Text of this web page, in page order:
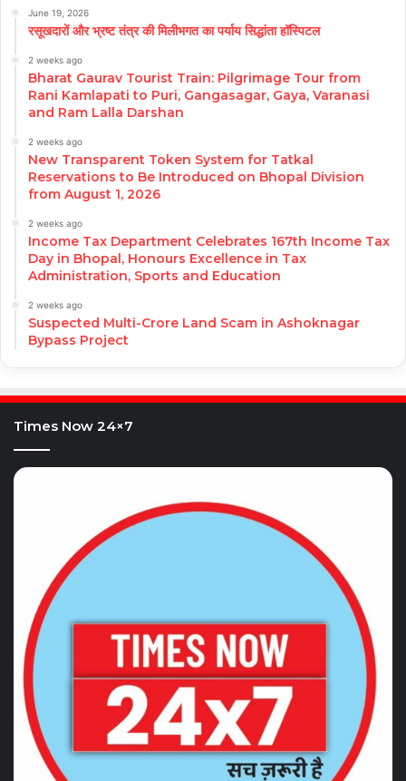
June 19, 2026
रसूखदारों और भ्रष्ट तंत्र की मिलीभगत का पर्याय सिद्धांता हॉस्पिटल
2 weeks ago
Bharat Gaurav Tourist Train: Pilgrimage Tour from
Rani Kamlapati to Puri, Gangasagar, Gaya, Varanasi
and Ram Lalla Darshan
2 weeks ago
New Transparent Token System for Tatkal
Reservations to Be Introduced on Bhopal Division
from August 1, 2026
2 weeks ago
Income Tax Department Celebrates 167th Income Tax
Day in Bhopal, Honours Excellence in Tax
Administration, Sports and Education
2 weeks ago
Suspected Multi-Crore Land Scam in Ashoknagar
Bypass Project
Times Now 24×7